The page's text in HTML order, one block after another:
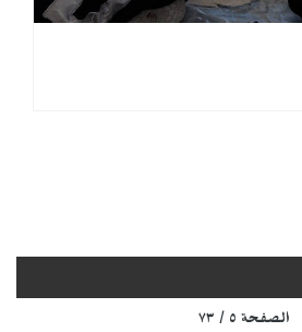
الصفحة ٥ / ٧٣